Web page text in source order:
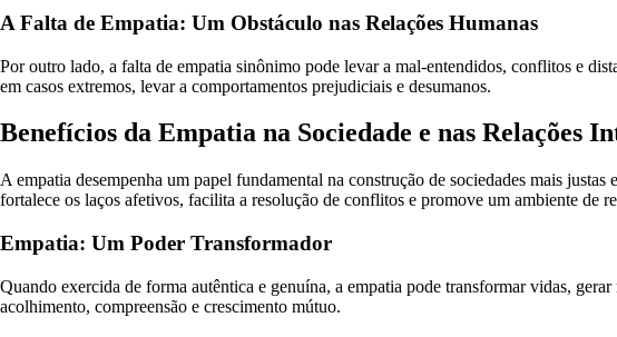
A Falta de Empatia: Um Obstáculo nas Relações Humanas
Por outro lado, a falta de empatia sinônimo pode levar a mal-entendidos, conflitos e
em casos extremos, levar a comportamentos prejudiciais e desumanos.
Benefícios da Empatia na Sociedade e nas Relações
A empatia desempenha um papel fundamental na construção de sociedades mais
fortalece os laços afetivos, facilita a resolução de conflitos e promove um ambiente de
Empatia: Um Poder Transformador
Quando exercida de forma autêntica e genuína, a empatia pode transformar vidas,
acolhimento, compreensão e crescimento mútuo.